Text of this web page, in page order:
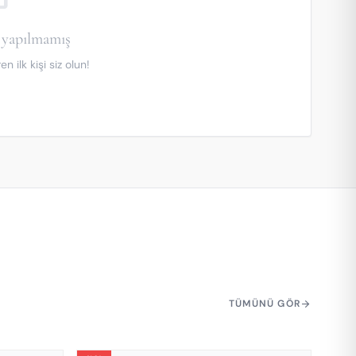
ilk kişi siz olun!
TÜMÜNÜ GÖRarrow_forward